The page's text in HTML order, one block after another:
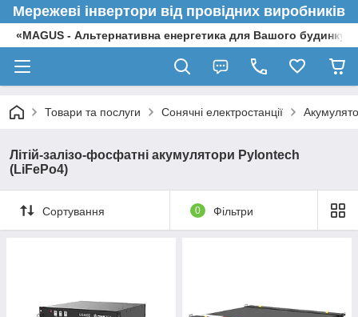
Мережеві інвертори від провідних виробників
«MAGUS - Альтернативна енергетика для Вашого будинку»
Товари та послуги Сонячні електростанції
Літій-залізо-фосфатні акумулятори Pylontech
(LiFePo4)
Сортування 0 Фільтри